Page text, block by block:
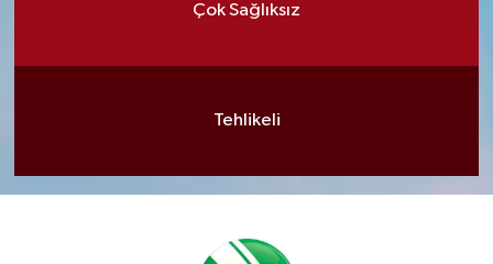
Çok Sağlıksız
Tehlikeli